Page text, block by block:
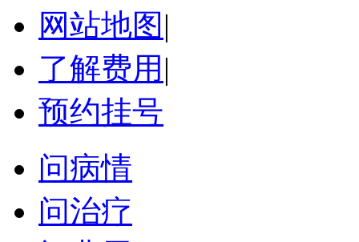
网站地图 |
了解费用 |
预约挂号
问病情
问治疗